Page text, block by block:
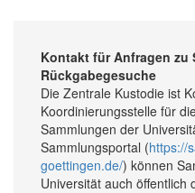
Kontakt für Anfragen zu
Rückgabegesuche
Die Zentrale Kustodie ist
Koordinierungsstelle für
Sammlungen der
Sammlungsportal (https://
goettingen.de/) können
Universität auch öffentlich